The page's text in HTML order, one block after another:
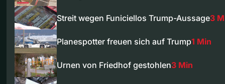
Streit wegen Funiciellos Trump-Aussage3
Planespotter freuen sich auf Trump1 Min
Urnen von Friedhof gestohlen3 Min